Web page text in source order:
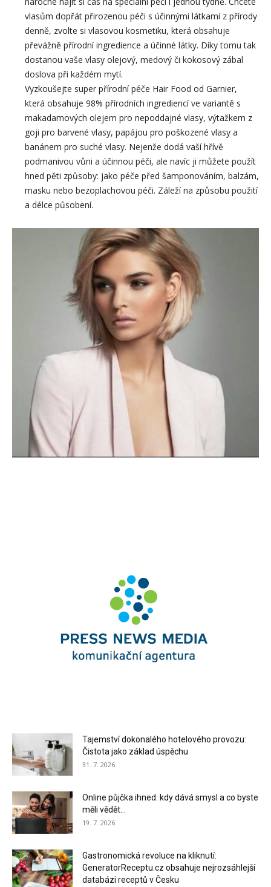
vlasům dopřát přirozenou péči s účinnými látkami z přírody
denně, zvolte si vlasovou kosmetiku, která obsahuje
převážně přírodní ingredience a účinné látky. Díky tomu tak
dostanou vaše vlasy olejový, medový či kokosový zábal
doslova při každém mytí.
Vyzkoušejte super přírodní péče Hair Food od Garnier,
která obsahuje 98% přírodních ingrediencí ve variantě s
makadamových olejem pro nepoddajné vlasy, výtažkem z
goji pro barvené vlasy, papájou pro poškozené vlasy a
banánem pro suché vlasy. Nejenže dodá vaší hřívě
podmanivou vůni a účinnou péči, ale navíc ji můžete použít
hned pěti způsoby: jako péče před šamponováním, balzám,
masku nebo bezoplachovou péči. Záleží na způsobu použití
a délce působení.
Tajemství dokonalého hotelového provozu:
Čistota jako základ úspěchu
31. 7. 2026
Online půjčka ihned: kdy dává smysl a co byste
měli vědět...
19. 7. 2026
Gastronomická revoluce na kliknutí:
GeneratorReceptu.cz obsahuje nejrozsáhlejší
databázi receptů v Česku